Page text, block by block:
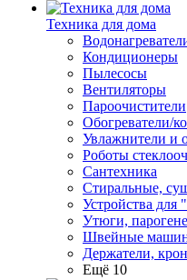
Техника для дома
Кондиционеры
Пылесосы
Вентиляторы
Пароочистители
Обогреватели/
Увлажнители и
Роботы
Сантехника
Стиральные,
Устройства для
Утюги,
Швейные
Держатели,
Ещё 10